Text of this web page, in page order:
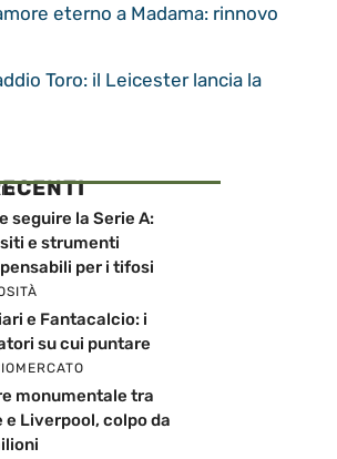
eterno a Madama: rinnovo
Toro: il Leicester lancia la
seguire la Serie A:
e strumenti
per i tifosi
e Fantacalcio: i
su cui puntare
monumentale tra
e Liverpool, colpo da